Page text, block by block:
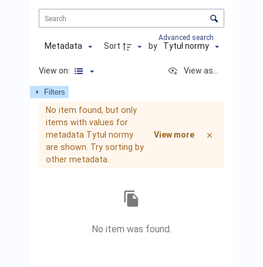
ListSorting
and
control
Filters
Advanced search
Metadata Sort by Tytuł normy
View on: View as...
Items
results
No item found, but only
items with values for
metadata Tytuł normy
are shown. Try sorting by
other metadata.
View more
No item was found.